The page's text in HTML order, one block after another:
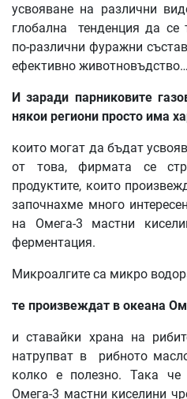
усвояване на различни
глобална тенденция да се
по-различни фуражни
ефективно животновъдство…
И заради парниковите
някои региони просто има
които могат да бъдат
от това, фирмата се
продуктите, които
започнахме много
на Омега-3 мастни
ферментация.
Микроалгите са микро
те произвеждат в океана
и ставайки храна на
натрупват в рибното
колко е полезно. Така че
Омега-3 мастни киселини